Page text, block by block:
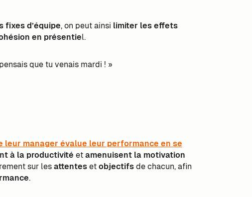
fixes d’équipe, on peut ainsi limiter les effets
en présentiel.
que tu venais mardi ! »
leur manager évalue leur performance en se
à la productivité etamenuisent la motivation
sur lesattentesetobjectifsde chacun, afin
.